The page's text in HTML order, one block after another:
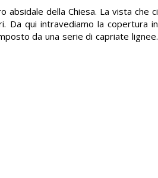
absidale della Chiesa. La vista che ci
Da qui intravediamo la copertura in
da una serie di capriate lignee.